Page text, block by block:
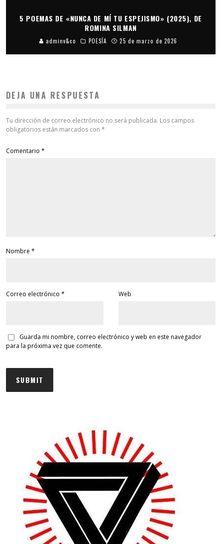
5 POEMAS DE «NUNCA DE MÍ TU ESPEJISMO» (2025), DE
ROMINA SILMAN
adminv&co POESÍA 25 de marzo de 2026
DEJA UNA RESPUESTA
Tu dirección de correo electrónico no será publicada. Los campos
obligatorios están marcados con *
Comentario *
Nombre *
Correo electrónico * Web
Guarda mi nombre, correo electrónico y web en este navegador
para la próxima vez que comente.